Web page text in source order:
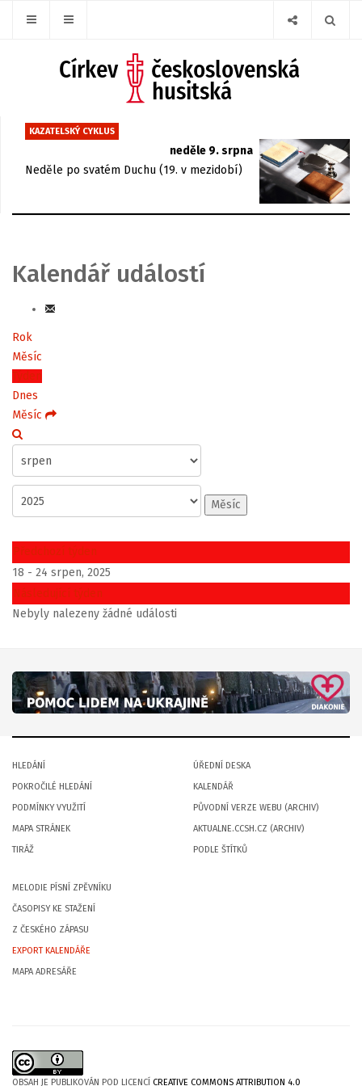
KAZATELSKÝ CYKLUS
neděle 9. srpna
Neděle po svatém Duchu (19. v mezidobí)
Kalendář událostí
Rok
Měsíc
Týden
Dnes
Měsíc
Měsíc
Předchozí týden
18 - 24 srpen, 2025
Následující týden
Nebyly nalezeny žádné události
HLEDÁNÍ
POKROČILÉ HLEDÁNÍ
PODMÍNKY VYUŽITÍ
MAPA STRÁNEK
TIRÁŽ
ÚŘEDNÍ DESKA
KALENDÁŘ
PŮVODNÍ VERZE WEBU (ARCHIV)
AKTUALNE.CCSH.CZ (ARCHIV)
PODLE ŠTÍTKŮ
MELODIE PÍSNÍ ZPĚVNÍKU
ČASOPISY KE STAŽENÍ
Z ČESKÉHO ZÁPASU
EXPORT KALENDÁŘE
MAPA ADRESÁŘE
OBSAH JE PUBLIKOVÁN POD LICENCÍ CREATIVE COMMONS ATTRIBUTION 4.0